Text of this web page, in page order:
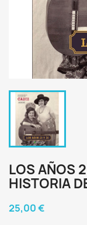
LOS AÑOS
HISTORIA
25,00 €